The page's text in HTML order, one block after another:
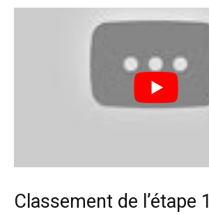
Classement de l’étape 1